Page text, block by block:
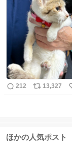
212 13,327
ほかの人気ポスト